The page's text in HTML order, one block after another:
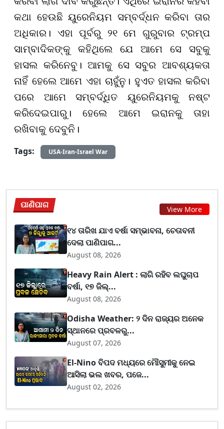
କଥା ହେଉଛି ୟୁରେନିୟମ ସମ୍ବର୍ଦ୍ଧନ କରିବା ତାର
ଅଧିକାର। ଏହା ପୂର୍ବରୁ ୨୧ ମେ ଗୁରୁବାର ଟ୍ରମ୍ପ
ସାମ୍ବାଦିକଙ୍କୁ କହିଥିଲେ ଯେ ଆମେ ସେ ସବୁକୁ
ହାସଲ କରିନେବୁ। ଆମକୁ ସେ ସବୁର ଆବଶ୍ୟକତା
ନାହିଁ ହେଲେ ଆମେ ଏହା ଚାହୁଁନୁ। ହୁଏତ ହାସଲ କରିବା
ପରେ ଆମେ ସମ୍ବର୍ଦ୍ଧିତ ୟୁରେନିୟମକୁ ନଷ୍ଟ
କରିଦେଇପାରୁ। ହେଲେ ଆମେ ଇରାନକୁ ତାହା
ରଖିବାକୁ ଦେବୁନି।
Tags:
USA-Iran-Israel War
ପାଣିପାଗ View More
୧୪ ତାରିଖ ଯାଏ ବର୍ଷା ସମ୍ଭାବନା, ଚେତାବନୀ
ଦେଲା ପାଣିପାଗ...
August 08, 2026
Heavy Rain Alert : ଲାଗି ରହିବ ଲଘୁଚାପ
ବର୍ଷା, ୧୭ ଜିଲ୍...
August 08, 2026
Odisha Weather: ୨ ଦିନ ରାଜ୍ୟର ଅନେକ
ସ୍ଥାନରେ ପ୍ରବଳରୁ...
August 07, 2026
El-Nino ବିପଦ ମଧ୍ୟରେ ମୌସୁମୀକୁ ନେଇ
ଆସିଲା ଭଲ ଖବର, ପଜେ...
August 02, 2026